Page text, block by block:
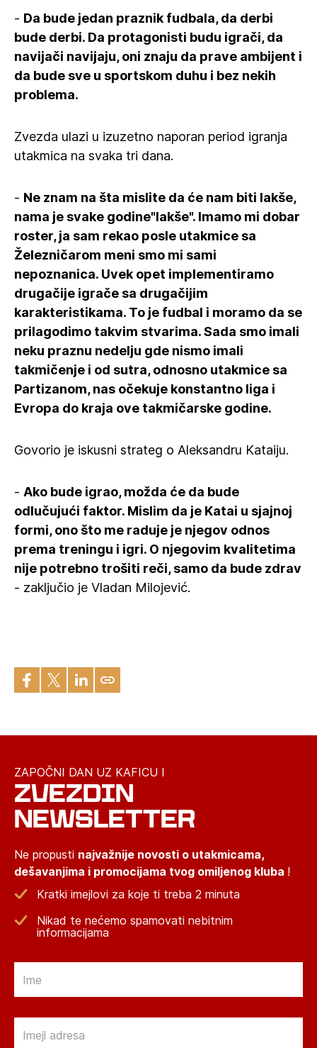
- Da bude jedan praznik fudbala, da derbi
bude derbi. Da protagonisti budu igrači, da
navijači navijaju, oni znaju da prave ambijent i
da bude sve u sportskom duhu i bez nekih
problema.
Zvezda ulazi u izuzetno naporan period igranja
utakmica na svaka tri dana.
- Ne znam na šta mislite da će nam biti lakše,
nama je svake godine"lakše". Imamo mi dobar
roster, ja sam rekao posle utakmice sa
Železničarom meni smo mi sami
nepoznanica. Uvek opet implementiramo
drugačije igrače sa drugačijim
karakteristikama. To je fudbal i moramo da se
prilagodimo takvim stvarima. Sada smo imali
neku praznu nedelju gde nismo imali
takmičenje i od sutra, odnosno utakmice sa
Partizanom, nas očekuje konstantno liga i
Evropa do kraja ove takmičarske godine.
Govorio je iskusni strateg o Aleksandru Kataiju.
- Ako bude igrao, možda će da bude
odlučujući faktor. Mislim da je Katai u sjajnoj
formi, ono što me raduje je njegov odnos
prema treningu i igri. O njegovim kvalitetima
nije potrebno trošiti reči, samo da bude zdrav
- zaključio je Vladan Milojević.
ZAPOČNI DAN UZ KAFICU I
ZVEZDIN
NEWSLETTER
Ne propusti najvažnije novosti o utakmicama,
dešavanjima i promocijama tvog omiljenog kluba !
Kratki imejlovi za koje ti treba 2 minuta
Nikad te nećemo spamovati nebitnim
informacijama